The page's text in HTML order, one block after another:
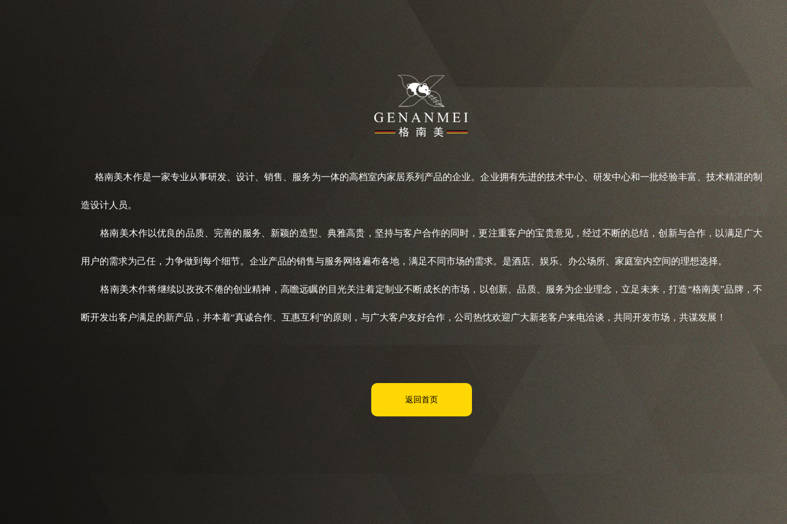
格南美木作是一家专业从事研发、设计、销售、服务为一体的高档室内家居系列产品的企业。企业拥有先进的技术中心、研发中心和一批经验丰富、技术精湛的制
造设计人员。
格南美木作以优良的品质、完善的服务、新颖的造型、典雅高贵，坚持与客户合作的同时，更注重客户的宝贵意见，经过不断的总结，创新与合作，以满足广大
用户的需求为己任，力争做到每个细节。企业产品的销售与服务网络遍布各地，满足不同市场的需求。是酒店、娱乐、办公场所、家庭室内空间的理想选择。
格南美木作将继续以孜孜不倦的创业精神，高瞻远瞩的目光关注着定制业不断成长的市场，以创新、品质、服务为企业理念，立足未来，打造“格南美”品牌，不
断开发出客户满足的新产品，并本着“真诚合作、互惠互利”的原则，与广大客户友好合作，公司热忱欢迎广大新老客户来电洽谈，共同开发市场，共谋发展！
返回首页